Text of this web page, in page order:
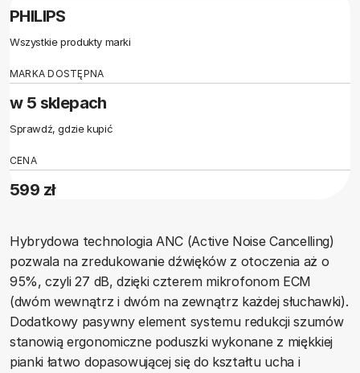
PHILIPS
Wszystkie produkty marki
MARKA DOSTĘPNA
w 5 sklepach
Sprawdź, gdzie kupić
CENA
599 zł
Hybrydowa technologia ANC (Active Noise Cancelling)
pozwala na zredukowanie dźwięków z otoczenia aż o
95%, czyli 27 dB, dzięki czterem mikrofonom ECM
(dwóm wewnątrz i dwóm na zewnątrz każdej słuchawki).
Dodatkowy pasywny element systemu redukcji szumów
stanowią ergonomiczne poduszki wykonane z miękkiej
pianki łatwo dopasowującej się do kształtu ucha i